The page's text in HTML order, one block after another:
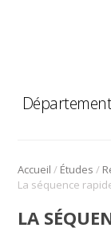
Accueil / Études /
La séquence
LA